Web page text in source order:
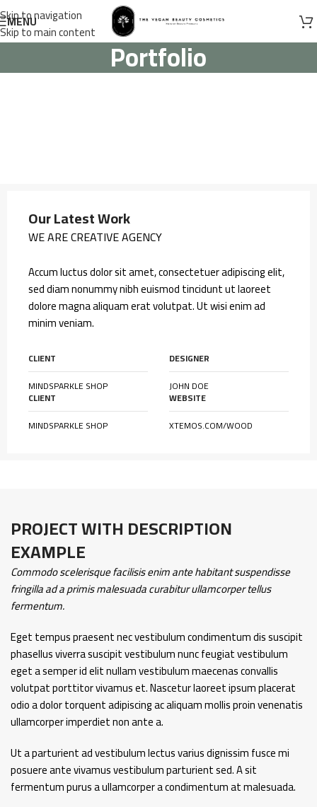
Skip to navigation
Skip to main content
MENU
Portfolio
Our Latest Work
WE ARE CREATIVE AGENCY
Accum luctus dolor sit amet, consectetuer adipiscing elit,
sed diam nonummy nibh euismod tincidunt ut laoreet
dolore magna aliquam erat volutpat. Ut wisi enim ad
minim veniam.
CLIENT
MINDSPARKLE SHOP
DESIGNER
JOHN DOE
CLIENT
MINDSPARKLE SHOP
WEBSITE
XTEMOS.COM/WOOD
PROJECT WITH DESCRIPTION
EXAMPLE
Commodo scelerisque facilisis enim ante habitant suspendisse
fringilla ad a primis malesuada curabitur ullamcorper tellus
fermentum.
Eget tempus praesent nec vestibulum condimentum dis suscipit
phasellus viverra suscipit vestibulum nunc feugiat vestibulum
eget a semper id elit nullam vestibulum maecenas convallis
volutpat porttitor vivamus et. Nascetur laoreet ipsum placerat
odio a dolor torquent adipiscing ac aliquam mollis proin venenatis
ullamcorper imperdiet non ante a.
Ut a parturient ad vestibulum lectus varius dignissim fusce mi
posuere ante vivamus vestibulum parturient sed. A sit
fermentum purus a ullamcorper a condimentum at malesuada.